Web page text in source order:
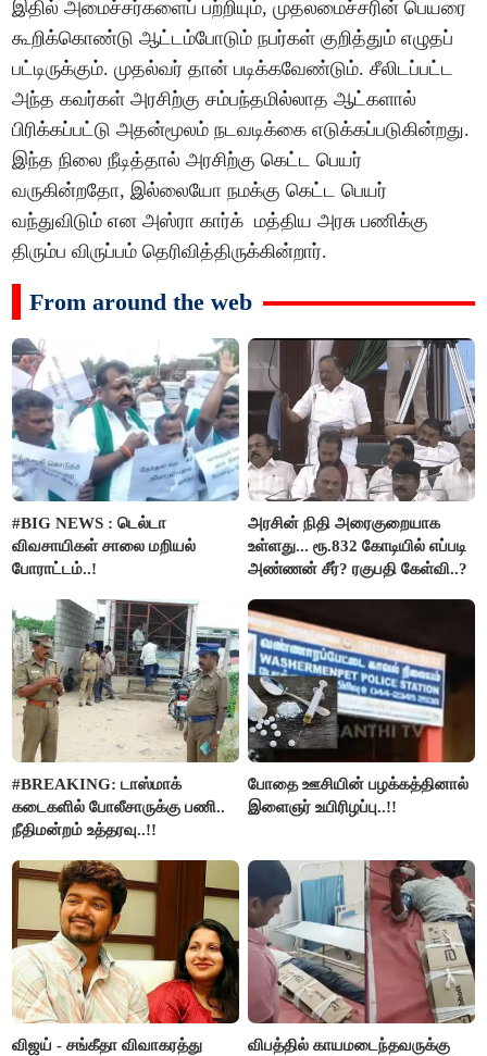
இதில் அமைச்சர்களைப் பற்றியும், முதலமைச்சரின் பெயரை
கூறிக்கொண்டு ஆட்டம்போடும் நபர்கள் குறித்தும் எழுதப்
பட்டிருக்கும். முதல்வர் தான் படிக்கவேண்டும். சீலிடப்பட்ட
அந்த கவர்கள் அரசிற்கு சம்பந்தமில்லாத ஆட்களால்
பிரிக்கப்பட்டு அதன்மூலம் நடவடிக்கை எடுக்கப்படுகின்றது.
இந்த நிலை நீடித்தால் அரசிற்கு கெட்ட பெயர்
வருகின்றதோ, இல்லையோ நமக்கு கெட்ட பெயர்
வந்துவிடும் என அஸ்ரா கார்க் மத்திய அரசு பணிக்கு
திரும்ப விருப்பம் தெரிவித்திருக்கின்றார்.
From around the web
#BIG NEWS : டெல்டா
விவசாயிகள் சாலை மறியல்
போராட்டம்..!
அரசின் நிதி அரைகுறையாக
உள்ளது... ரூ.832 கோடியில் எப்படி
அண்ணன் சீர்? ரகுபதி கேள்வி..?
#BREAKING: டாஸ்மாக்
கடைகளில் போலீசாருக்கு பணி..
நீதிமன்றம் உத்தரவு..!!
போதை ஊசியின் பழக்கத்தினால்
இளைஞர் உயிரிழப்பு..!!
விஜய் - சங்கீதா விவாகரத்து
விபத்தில் காயமடைந்தவருக்கு